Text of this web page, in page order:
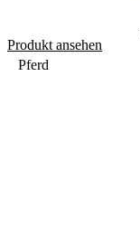
Produkt ansehen
Pferd